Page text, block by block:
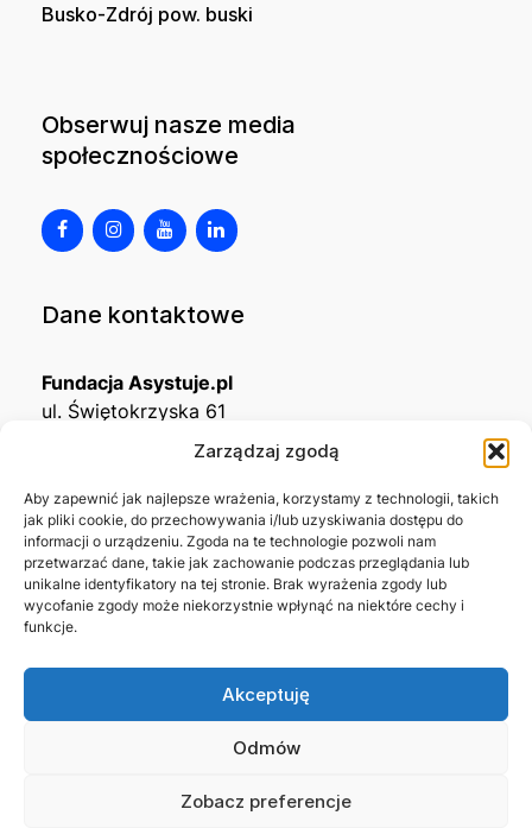
Zarządzaj zgodą
Aby zapewnić jak najlepsze wrażenia, korzystamy z technologii, takich
jak pliki cookie, do przechowywania i/lub uzyskiwania dostępu do
informacji o urządzeniu. Zgoda na te technologie pozwoli nam
przetwarzać dane, takie jak zachowanie podczas przeglądania lub
unikalne identyfikatory na tej stronie. Brak wyrażenia zgody lub
wycofanie zgody może niekorzystnie wpłynąć na niektóre cechy i
funkcje.
Akceptuję
Odmów
Zobacz preferencje
Busko-Zdrój pow. buski
Obserwuj nasze media
społecznościowe
Dane kontaktowe
Fundacja Asystuje.pl
ul. Świętokrzyska 61
KRS0001215994
NIP5492488380
REGON543667703
Nr konta bankowego